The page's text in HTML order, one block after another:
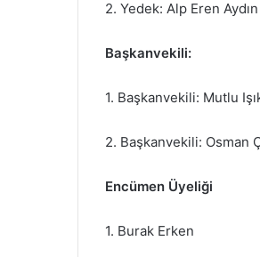
2. Yedek: Alp Eren Aydın
Başkanvekili:
1. Başkanvekili: Mutlu
2. Başkanvekili: Osman
Encümen Üyeliği
1. Burak Erken